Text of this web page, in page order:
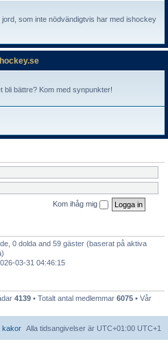
jord, som inte nödvändigtvis har med ishockey
bli bättre? Kom med synpunkter!
Kom ihåg mig
0 dolda and 59 gäster (baserat på aktiva
03-31 04:46:15
4139 • Totalt antal medlemmar 6075 • Vår
Alla tidsangivelser är UTC+01:00 UTC+1
kakor